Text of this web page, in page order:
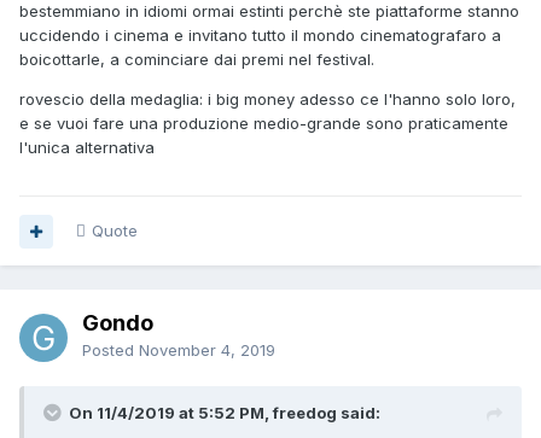
bestemmiano in idiomi ormai estinti perchè ste piattaforme stanno
uccidendo i cinema e invitano tutto il mondo cinematografaro a
boicottarle, a cominciare dai premi nel festival.
rovescio della medaglia: i big money adesso ce l'hanno solo loro,
e se vuoi fare una produzione medio-grande sono praticamente
l'unica alternativa
Quote
Gondo
Posted November 4, 2019
On 11/4/2019 at 5:52 PM, freedog said: